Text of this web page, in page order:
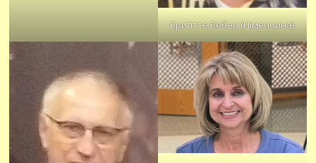
Бриґітте Вебер (Німеччина)